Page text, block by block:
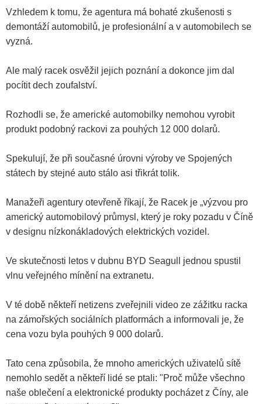
Vzhledem k tomu, že agentura má bohaté zkušenosti s
demontáží automobilů, je profesionální a v automobilech se
vyzná.
Ale malý racek osvěžil jejich poznání a dokonce jim dal
pocítit dech zoufalství.
Rozhodli se, že americké automobilky nemohou vyrobit
produkt podobný rackovi za pouhých 12 000 dolarů.
Spekulují, že při současné úrovni výroby ve Spojených
státech by stejné auto stálo asi třikrát tolik.
Manažeři agentury otevřeně říkají, že Racek je „výzvou pro
americký automobilový průmysl, který je roky pozadu v Číně
v designu nízkonákladových elektrických vozidel.
Ve skutečnosti letos v dubnu BYD Seagull jednou spustil
vlnu veřejného mínění na extranetu.
V té době někteří netizens zveřejnili video ze zážitku racka
na zámořských sociálních platformách a informovali je, že
cena vozu byla pouhých 9 000 dolarů.
Tato cena způsobila, že mnoho amerických uživatelů sítě
nemohlo sedět a někteří lidé se ptali: "Proč může všechno
naše oblečení a elektronické produkty pocházet z Číny, ale